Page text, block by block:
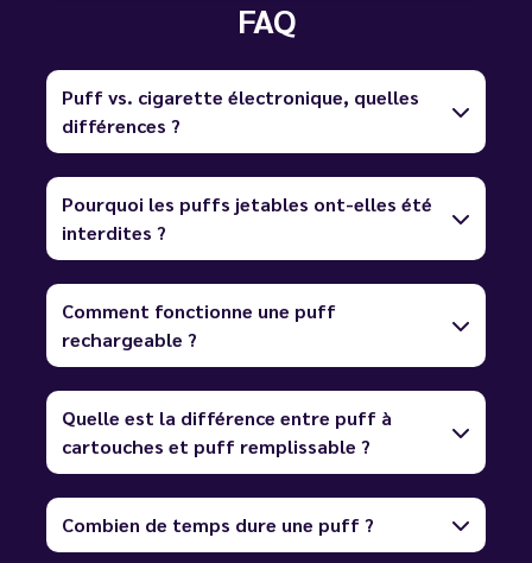
FAQ
Puff vs. cigarette électronique, quelles
différences ?
Pourquoi les puffs jetables ont-elles été
interdites ?
Comment fonctionne une puff
rechargeable ?
Quelle est la différence entre puff à
cartouches et puff remplissable ?
Combien de temps dure une puff ?